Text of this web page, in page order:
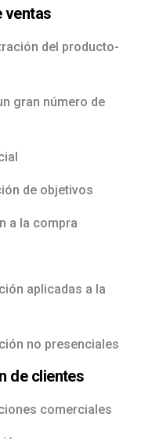
ventas
del producto-
gran número de
de objetivos
a la compra
aplicadas a la
no presenciales
de clientes
comerciales